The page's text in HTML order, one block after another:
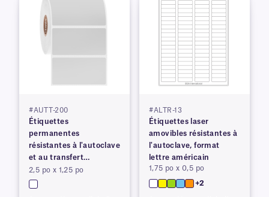
#AUTT-200
Étiquettes
permanentes
résistantes à l'autoclave
et au transfert
thermique
2,5 po x 1,25 po
#ALTR-13
Étiquettes laser
amovibles résistantes à
l'autoclave, format
lettre américain
1,75 po x 0,5 po
+2